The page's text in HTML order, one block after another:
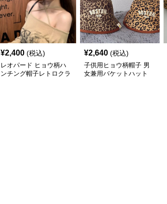
¥2,400 (税込)
レオパード ヒョウ柄ハ
ンチング帽子レトロクラ
¥2,640 (税込)
子供用ヒョウ柄帽子 男
女兼用バケットハット